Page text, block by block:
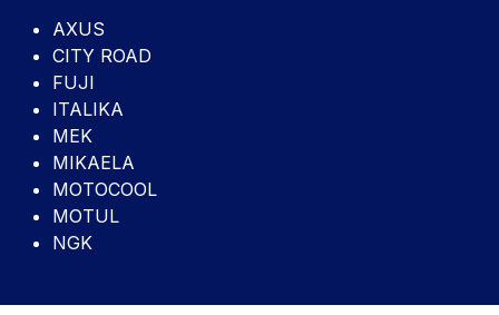
AXUS
CITY ROAD
FUJI
ITALIKA
MEK
MIKAELA
MOTOCOOL
MOTUL
NGK